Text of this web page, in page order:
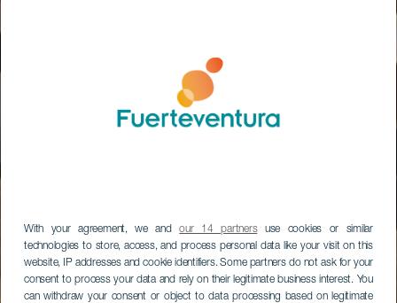
With your agreement, we andour 14 partnersuse cookies or similar
technologies to store, access, and process personal data like your visit on this
website, IP addresses and cookie identifiers. Some partners do not ask for your
consent to process your data and rely on their legitimate business interest. You
can withdraw your consent or object to data processing based on legitimate